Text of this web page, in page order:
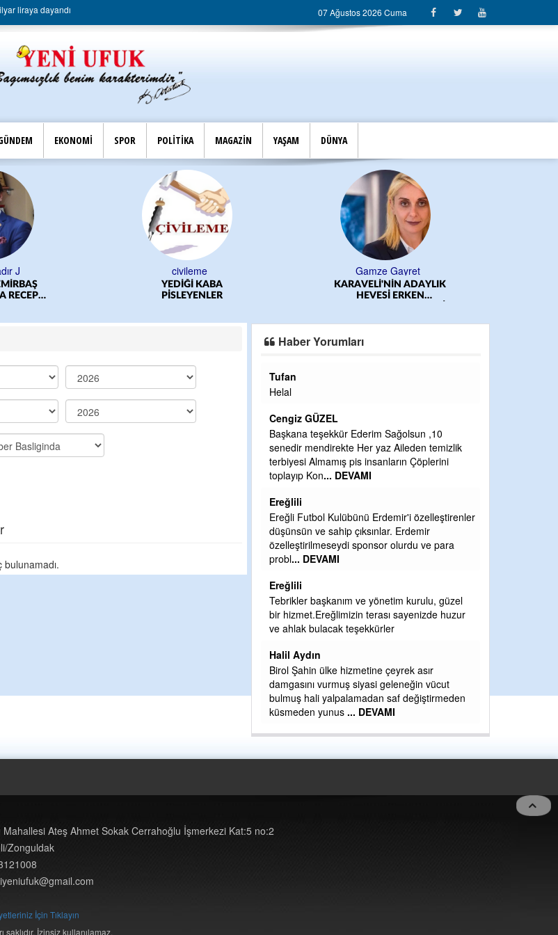
liraya dayandı 07 Ağustos 2026 Cuma
EKONOMİ SPOR POLİTİKA MAGAZİN YAŞAM DÜNYA
J
RECEP
civileme
YEDİĞİ KABA
PİSLEYENLER
Gamze Gayret
KARAVELİ'NİN ADAYLIK
HEVESİ ERKEN
Haber Yorumları
Tufan
Helal
Cengiz GÜZEL
Başkana teşekkür Ederim Sağolsun ,10
senedir mendirekte Her yaz Aileden temizlik
terbiyesi Almamış pis insanların Çöplerini
toplayıp Kon... DEVAMI
Ereğlili
Ereğli Futbol Kulübünü Erdemir'i özelleştirenler
düşünsün ve sahip çıksınlar. Erdemir
özelleştirilmeseydi sponsor olurdu ve para
probl... DEVAMI
Ereğlili
Tebrikler başkanım ve yönetim kurulu, güzel
bir hizmet.Ereğlimizin terası sayenizde huzur
ve ahlak bulacak teşekkürler
Halil Aydın
Birol Şahin ülke hizmetine çeyrek asır
damgasını vurmuş siyasi geleneğin vücut
bulmuş hali yalpalamadan saf değiştirmeden
küsmeden yunus ... DEVAMI
Mahallesi Ateş Ahmet Sokak Cerrahoğlu İşmerkezi Kat:5 no:2
Zonguldak
İçin Tıklayın
saklıdır. İzinsiz kullanılamaz.